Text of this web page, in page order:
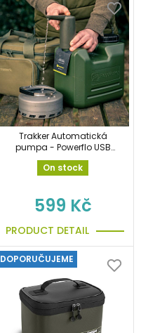
Trakker Automatická
pumpa - Powerflo USB
Tap
On stock
599 Kč
PRODUCT DETAIL
DOPORUČUJEME